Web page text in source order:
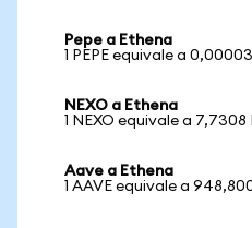
Pepe a Ethena
1 PEPE equivale a
NEXO a Ethena
1 NEXO equivale a 7,7308
Aave a Ethena
1 AAVE equivale a